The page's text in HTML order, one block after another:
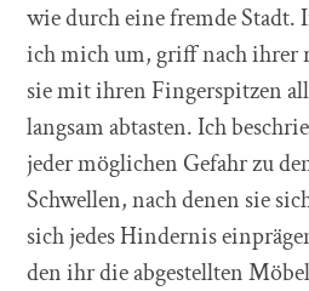
wie durch eine fremde Stadt.
ich mich um, griff nach ihrer
sie mit ihren Fingerspitzen
langsam abtasten. Ich
jeder möglichen Gefahr zu
Schwellen, nach denen sie
sich jedes Hindernis
den ihr die abgestellten